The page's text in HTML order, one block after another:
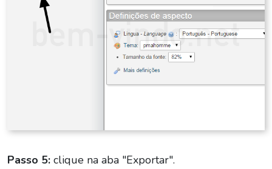
Passo 5: clique na aba "Exportar".